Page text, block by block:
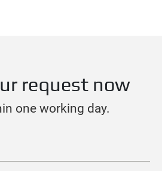
request now
one working day.